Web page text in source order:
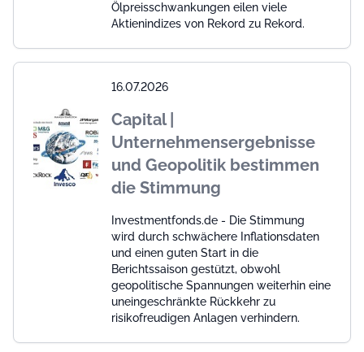
Ölpreisschwankungen eilen viele
Aktienindizes von Rekord zu Rekord.
16.07.2026
Capital |
Unternehmensergebnisse
und Geopolitik bestimmen
die Stimmung
Investmentfonds.de - Die Stimmung
wird durch schwächere Inflationsdaten
und einen guten Start in die
Berichtssaison gestützt, obwohl
geopolitische Spannungen weiterhin eine
uneingeschränkte Rückkehr zu
risikofreudigen Anlagen verhindern.